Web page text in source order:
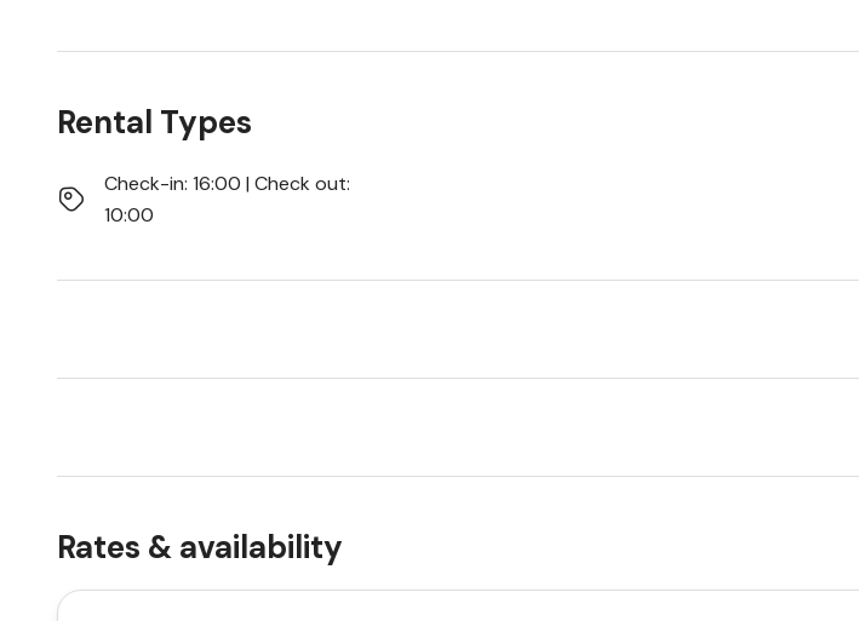
Rental Types
Check-in: 16:00 | Check out:
10:00
Rates & availability